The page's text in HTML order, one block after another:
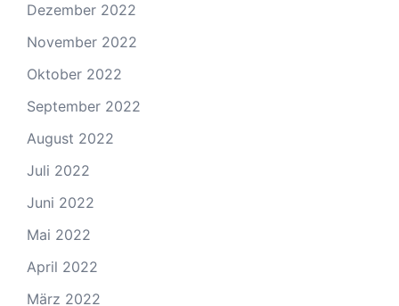
Dezember 2022
November 2022
Oktober 2022
September 2022
August 2022
Juli 2022
Juni 2022
Mai 2022
April 2022
März 2022